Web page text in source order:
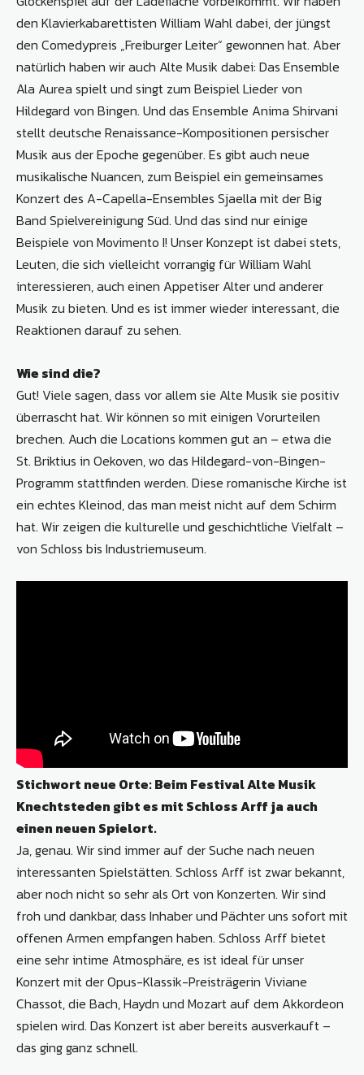
den Klavierkabarettisten William Wahl dabei, der jüngst
den Comedypreis „Freiburger Leiter“ gewonnen hat. Aber
natürlich haben wir auch Alte Musik dabei: Das Ensemble
Ala Aurea spielt und singt zum Beispiel Lieder von
Hildegard von Bingen. Und das Ensemble Anima Shirvani
stellt deutsche Renaissance-Kompositionen persischer
Musik aus der Epoche gegenüber. Es gibt auch neue
musikalische Nuancen, zum Beispiel ein gemeinsames
Konzert des A-Capella-Ensembles Sjaella mit der Big
Band Spielvereinigung Süd. Und das sind nur einige
Beispiele von Movimento I! Unser Konzept ist dabei stets,
Leuten, die sich vielleicht vorrangig für William Wahl
interessieren, auch einen Appetiser Alter und anderer
Musik zu bieten. Und es ist immer wieder interessant, die
Reaktionen darauf zu sehen.
Wie sind die?
Gut! Viele sagen, dass vor allem sie Alte Musik sie positiv
überrascht hat. Wir können so mit einigen Vorurteilen
brechen. Auch die Locations kommen gut an – etwa die
St. Briktius in Oekoven, wo das Hildegard-von-Bingen-
Programm stattfinden werden. Diese romanische Kirche ist
ein echtes Kleinod, das man meist nicht auf dem Schirm
hat. Wir zeigen die kulturelle und geschichtliche Vielfalt –
von Schloss bis Industriemuseum.
Stichwort neue Orte: Beim Festival Alte Musik
Knechtsteden gibt es mit Schloss Arff ja auch
einen neuen Spielort.
Ja, genau. Wir sind immer auf der Suche nach neuen
interessanten Spielstätten. Schloss Arff ist zwar bekannt,
aber noch nicht so sehr als Ort von Konzerten. Wir sind
froh und dankbar, dass Inhaber und Pächter uns sofort mit
offenen Armen empfangen haben. Schloss Arff bietet
eine sehr intime Atmosphäre, es ist ideal für unser
Konzert mit der Opus-Klassik-Preisträgerin Viviane
Chassot, die Bach, Haydn und Mozart auf dem Akkordeon
spielen wird. Das Konzert ist aber bereits ausverkauft –
das ging ganz schnell.